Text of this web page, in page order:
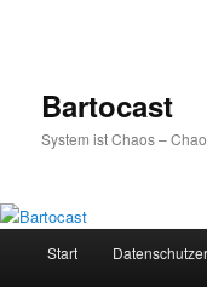
Bartocast
System ist Chaos –
Start